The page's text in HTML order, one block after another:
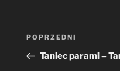
Nawigacja
Poprzedni
wpis
POPRZEDNI
Taniec parami –